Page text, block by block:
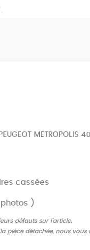
METROPOLIS
cassées
)
défauts sur l'article.
pièce détachée, nous vous